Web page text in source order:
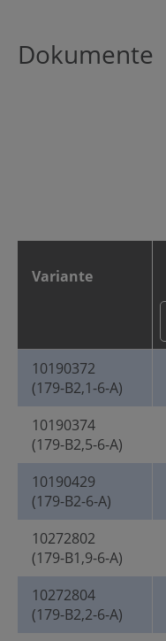
Dokumente
Variante
10190372
(179-B2,1-6-A)
10190374
(179-B2,5-6-A)
10190429
(179-B2-6-A)
10272802
(179-B1,9-6-A)
10272804
(179-B2,2-6-A)